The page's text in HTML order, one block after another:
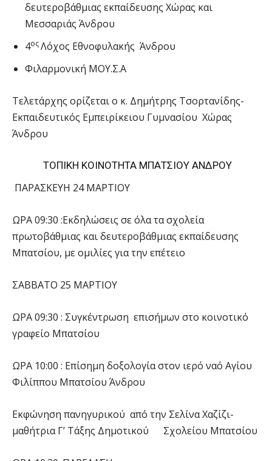
δευτεροβάθμιας εκπαίδευσης Χώρας και
Μεσσαριάς Άνδρου
4οςΛόχος Εθνοφυλακής Άνδρου
Φιλαρμονική ΜΟΥ.Σ.Α
Τελετάρχης ορίζεται ο κ. Δημήτρης Τσορτανίδης-
Εκπαιδευτικός Εμπειρίκειου Γυμνασίου Χώρας
Άνδρου
ΤΟΠΙΚΗ ΚΟΙΝΟΤΗΤΑ ΜΠΑΤΣΙΟΥ ΑΝΔΡΟΥ
ΠΑΡΑΣΚΕΥΗ 24 ΜΑΡΤΙΟΥ
ΩΡΑ 09:30 :Εκδηλώσεις σε όλα τα σχολεία
πρωτοβάθμιας και δευτεροβάθμιας εκπαίδευσης
Μπατσίου, με ομιλίες για την επέτειο
ΣΑΒΒΑΤΟ 25 ΜΑΡΤΙΟΥ
ΩΡΑ 09:30 : Συγκέντρωση επισήμων στο κοινοτικό
γραφείο Μπατσίου
ΩΡΑ 10:00 : Επίσημη δοξολογία στον ιερό ναό Αγίου
Φιλίππου Μπατσίου Άνδρου
Εκφώνηση πανηγυρικού από την Σελίνα Χαζίζι-
μαθήτρια Γ’ Τάξης Δημοτικού Σχολείου Μπατσίου